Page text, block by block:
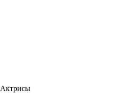
Актрисы